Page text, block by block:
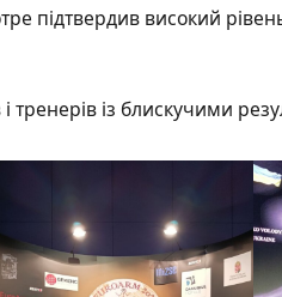
підтвердив високий
із блискучими